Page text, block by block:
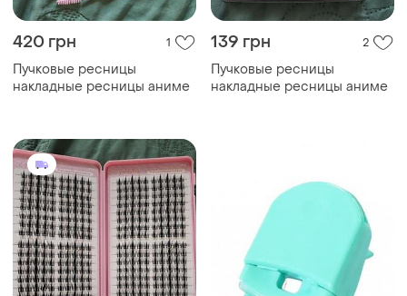
420 грн 1
Пучковые ресницы
накладные ресницы аниме
139 грн 2
Пучковые ресницы
накладные ресницы аниме